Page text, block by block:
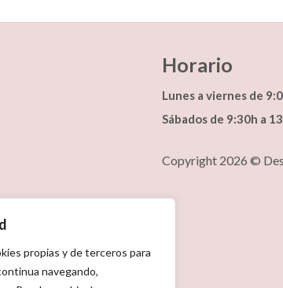
propias y de terceros para
navegando,
Horario
Lunes a viernes de
Sábados de 9:30h a
Copyright 2026 ©